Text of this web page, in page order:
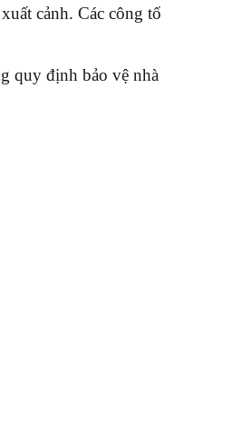
cảnh. Các công tố
quy định bảo vệ nhà